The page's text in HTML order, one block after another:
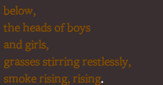
below,
the heads of boys
and girls,
grasses stirring restlessly,
smoke rising, rising.